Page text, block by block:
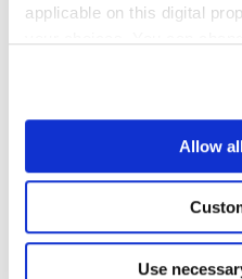
applicable on this digital
If you allow, we would also
Collect information
location which can be
Identify your device
specific characteristics
Find out more about how
Allow
Use